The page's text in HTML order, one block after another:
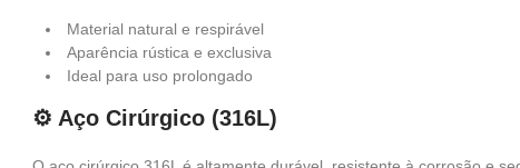
Material natural e respirável
Aparência rústica e exclusiva
Ideal para uso prolongado
⚙️ Aço Cirúrgico (316L)